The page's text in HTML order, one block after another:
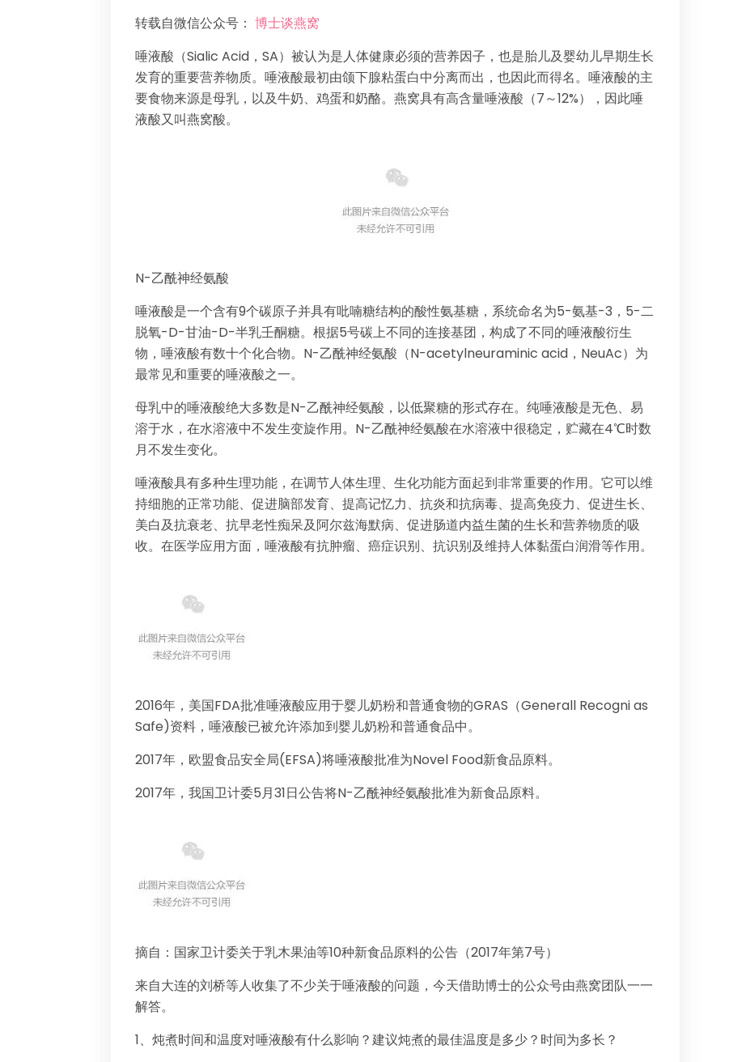
转载自微信公众号： 博士谈燕窝
唾液酸（Sialic Acid，SA）被认为是人体健康必须的营养因子，也是胎儿及婴幼儿早期生长
发育的重要营养物质。唾液酸最初由颌下腺粘蛋白中分离而出，也因此而得名。唾液酸的主
要食物来源是母乳，以及牛奶、鸡蛋和奶酪。燕窝具有高含量唾液酸（7～12%），因此唾
液酸又叫燕窝酸。
N-乙酰神经氨酸
唾液酸是一个含有9个碳原子并具有吡喃糖结构的酸性氨基糖，系统命名为5-氨基-3，5-二
脱氧-D-甘油-D-半乳壬酮糖。根据5号碳上不同的连接基团，构成了不同的唾液酸衍生
物，唾液酸有数十个化合物。N-乙酰神经氨酸（N-acetylneuraminic acid，NeuAc）为
最常见和重要的唾液酸之一。
母乳中的唾液酸绝大多数是N-乙酰神经氨酸，以低聚糖的形式存在。纯唾液酸是无色、易
溶于水，在水溶液中不发生变旋作用。N-乙酰神经氨酸在水溶液中很稳定，贮藏在4℃时数
月不发生变化。
唾液酸具有多种生理功能，在调节人体生理、生化功能方面起到非常重要的作用。它可以维
持细胞的正常功能、促进脑部发育、提高记忆力、抗炎和抗病毒、提高免疫力、促进生长、
美白及抗衰老、抗早老性痴呆及阿尔兹海默病、促进肠道内益生菌的生长和营养物质的吸
收。在医学应用方面，唾液酸有抗肿瘤、癌症识别、抗识别及维持人体黏蛋白润滑等作用。
2016年，美国FDA批准唾液酸应用于婴儿奶粉和普通食物的GRAS（Generall Recogni as
Safe)资料，唾液酸已被允许添加到婴儿奶粉和普通食品中。
2017年，欧盟食品安全局(EFSA)将唾液酸批准为Novel Food新食品原料。
2017年，我国卫计委5月31日公告将N-乙酰神经氨酸批准为新食品原料。
摘自：国家卫计委关于乳木果油等10种新食品原料的公告（2017年第7号）
来自大连的刘桥等人收集了不少关于唾液酸的问题，今天借助博士的公众号由燕窝团队一一
解答。
1、炖煮时间和温度对唾液酸有什么影响？建议炖煮的最佳温度是多少？时间为多长？